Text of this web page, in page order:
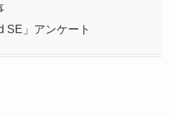
SE」アンケート